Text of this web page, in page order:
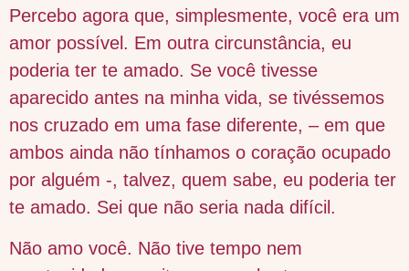
Percebo agora que, simplesmente, você era um
amor possível. Em outra circunstância, eu
poderia ter te amado. Se você tivesse
aparecido antes na minha vida, se tivéssemos
nos cruzado em uma fase diferente, – em que
ambos ainda não tínhamos o coração ocupado
por alguém -, talvez, quem sabe, eu poderia ter
te amado. Sei que não seria nada difícil.
Não amo você. Não tive tempo nem